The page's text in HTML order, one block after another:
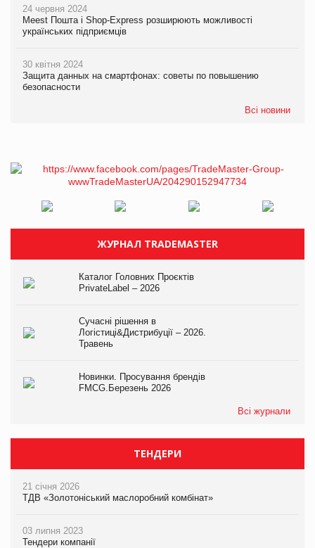
24 червня 2024
Meest Пошта і Shop-Express розширюють можливості
українських підприємців
30 квітня 2024
Защита данных на смартфонах: советы по повышению
безопасности
Всі новини
ЖУРНАЛ TRADEMASTER
Каталог Головних Проєктів
PrivateLabel – 2026
Сучасні рішення в
Логістиці&Дистрибуції – 2026.
Травень
Новинки. Просування брендів
FMCG.Березень 2026
Всі журнали
ТЕНДЕРИ
21 січня 2026
ТДВ «Золотоніський маслоробний комбінат»
03 липня 2023
Тендери компанії